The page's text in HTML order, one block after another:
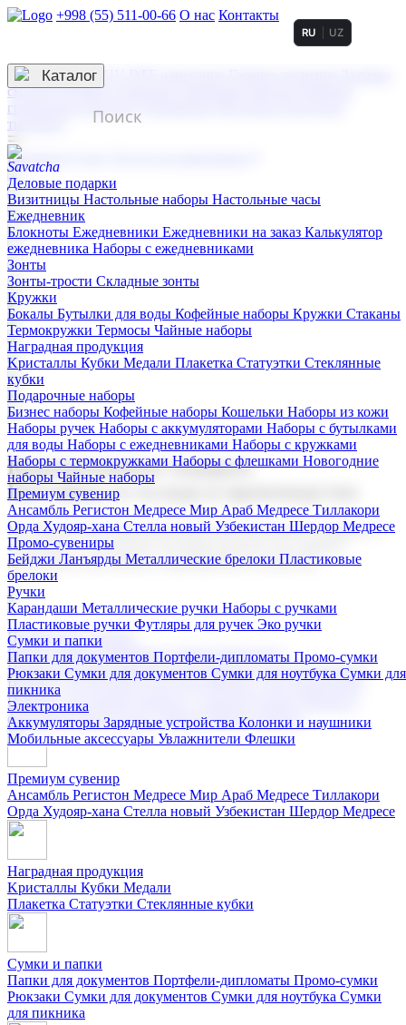
+998 (55) 511-00-66 О нас Контакты
3D гравировка
смолой (Doming)
гравировка твердая
тиснение
RU UZ
☰
Контакты
Каталог
Деловые подарки
Визитницы Настольные наборы Настольные часы
Ежедневник
Блокноты Ежедневники Ежедневники на заказ Калькулятор
ежедневника Наборы с ежедневниками
Зонты
Зонты-трости Складные зонты
Кружки
Бокалы Бутылки для воды Кофейные наборы Кружки Стаканы
Термокружки Термосы Чайные наборы
Наградная продукция
Kристаллы Кубки Медали Плакетка Статуэтки Стеклянные
кубки
Подарочные наборы
Бизнес наборы Кофейные наборы Кошельки Наборы из кожи
Наборы ручек Наборы с аккумуляторами Наборы с бутылками
для воды Наборы с ежедневниками Наборы с кружками
Наборы с термокружками Наборы с флешками Новогодние
наборы Чайные наборы
Премиум сувенир
Ансамбль Регистон Медресе Мир Араб Медресе Тиллакори
Орда Худояр-хана Стелла новый Узбекистан Шердор Медресе
Промо-сувениры
Бейджи Ланъярды Металлические брелоки Пластиковые
брелоки
Ручки
Карандаши Металлические ручки Наборы с ручками
Пластиковые ручки Футляры для ручек Эко ручки
Сумки и папки
Папки для документов Портфели-дипломаты Промо-сумки
Рюкзаки Сумки для документов Сумки для ноутбука Сумки для
пикника
Электроника
Аккумуляторы Зарядные устройства Колонки и наушники
Мобильные аксессуары Увлажнители Флешки
Корпоративные подарки
Поставка со склада и производство
Мы предлагаем широкий выбор корпоративных подарков и
сувениров с логотипом. В нашем каталоге вы найдете
продукцию для бизнеса, мероприятия и клиентов.
Подарочные наборы
Бизнес наборыКофейные наборы Кошельки
Наборы из кожиНаборы ручекНаборы с аккумуляторами
Наборы с бутылками для воды
Наборы с ежедневниками
Наборы с кружками
флешкамиНовогодние наборыЧайные наборы
Премиум сувенир
Ансамбль Регистон Медресе Мир Араб Медресе Тиллакори
Орда Худояр-хана Стелла новый Узбекистан Шердор Медресе
Наградная продукция
Kристаллы Кубки Медали
Плакетка Статуэтки Стеклянные кубки
Сумки и папки
Папки для документов Портфели-дипломаты Промо-сумки
Рюкзаки Сумки для документов Сумки для ноутбука Сумки
для пикника